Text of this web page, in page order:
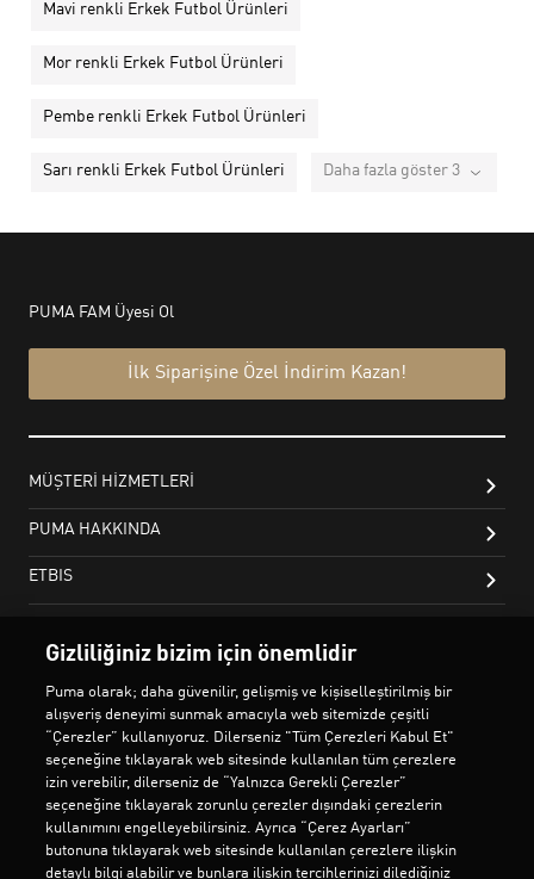
Mavi renkli Erkek Futbol Ürünleri
Mor renkli Erkek Futbol Ürünleri
Pembe renkli Erkek Futbol Ürünleri
Sarı renkli Erkek Futbol Ürünleri Daha fazla göster 3
Gizliliğiniz bizim için önemlidir
Puma olarak; daha güvenilir, gelişmiş ve kişiselleştirilmiş bir
alışveriş deneyimi sunmak amacıyla web sitemizde çeşitli
“Çerezler” kullanıyoruz. Dilerseniz "Tüm Çerezleri Kabul Et"
seçeneğine tıklayarak web sitesinde kullanılan tüm çerezlere
izin verebilir, dilerseniz de “Yalnızca Gerekli Çerezler”
seçeneğine tıklayarak zorunlu çerezler dışındaki çerezlerin
kullanımını engelleyebilirsiniz. Ayrıca “Çerez Ayarları”
butonuna tıklayarak web sitesinde kullanılan çerezlere ilişkin
detaylı bilgi alabilir ve bunlara ilişkin tercihlerinizi dilediğiniz